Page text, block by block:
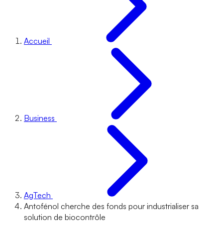
Accueil
Business
AgTech
Antofénol cherche des fonds pour industrialiser sa
solution de biocontrôle